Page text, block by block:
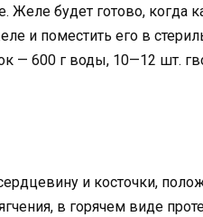
Желе будет готово, когда
и поместить его в
— 600 г воды, 10—12 шт.
и косточки,
в горячем виде